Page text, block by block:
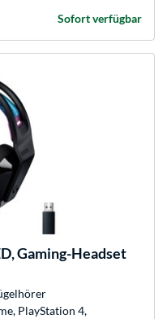
Sofort verfügbar
Gaming-Headset
PlayStation 4,